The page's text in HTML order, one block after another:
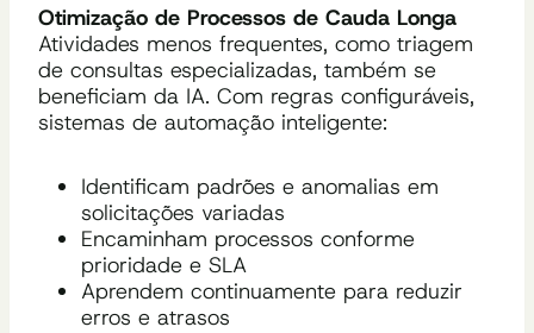
Otimização de Processos de Cauda Longa
Atividades menos frequentes, como triagem
de consultas especializadas, também se
beneficiam da IA. Com regras configuráveis,
sistemas de automação inteligente:
Identificam padrões e anomalias em
solicitações variadas
Encaminham processos conforme
prioridade e SLA
Aprendem continuamente para reduzir
erros e atrasos